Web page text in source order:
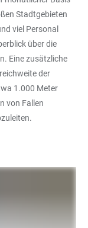
Stadtgebieten
viel Personal
über die
Eine zusätzliche
der
1.000 Meter
von Fallen